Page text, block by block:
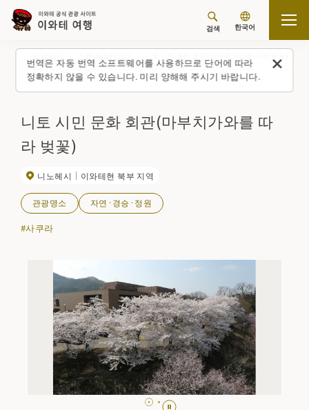
번역은 자동 번역 소프트웨어를 사용하므로 단어에 따라
정확하지 않을 수 있습니다. 미리 양해해 주시기 바랍니다.
검색 한국어
니토 시민 문화 회관(마부치가와를 따
라 벚꽃)
니노헤시 이와테현 북부 지역
관광명소 자연·경승·정원
#사쿠라